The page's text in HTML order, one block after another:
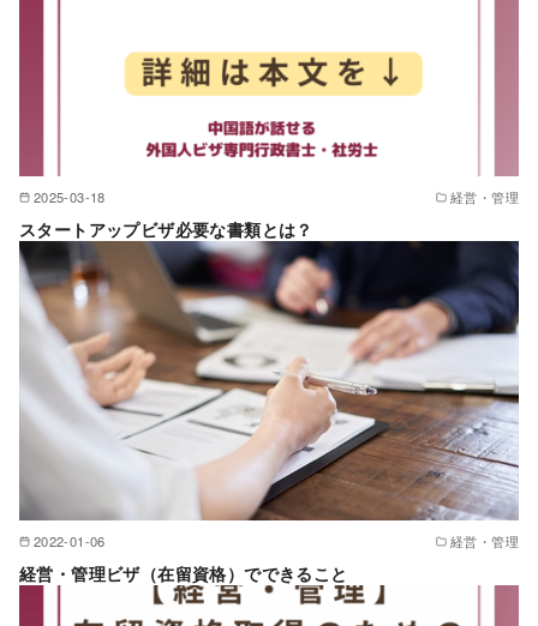
2025-03-18 経営・管理
スタートアップビザ必要な書類とは？
2022-01-06 経営・管理
経営・管理ビザ（在留資格）でできること